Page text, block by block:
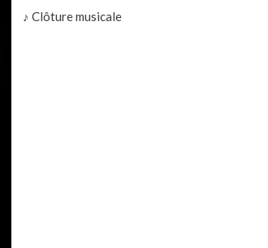
♪ Clôture musicale